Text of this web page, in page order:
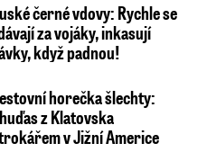
černé vdovy: Rychle se
za vojáky, inkasují
když padnou!
horečka šlechty:
z Klatovska
v Jižní Americe